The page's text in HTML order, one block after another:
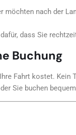
möchten nach der
dass Sie
Buchung
Fahrt kostet. Kein
Sie buchen